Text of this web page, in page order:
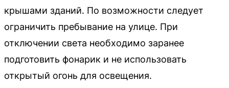
крышами зданий. По возможности следует
ограничить пребывание на улице. При
отключении света необходимо заранее
подготовить фонарик и не использовать
открытый огонь для освещения.